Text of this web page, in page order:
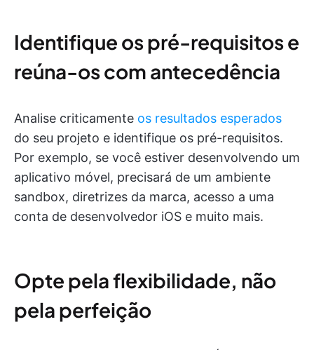
Identifique os pré-requisitos e
reúna-os com antecedência
Analise criticamente os resultados esperados
do seu projeto e identifique os pré-requisitos.
Por exemplo, se você estiver desenvolvendo um
aplicativo móvel, precisará de um ambiente
sandbox, diretrizes da marca, acesso a uma
conta de desenvolvedor iOS e muito mais.
Opte pela flexibilidade, não
pela perfeição